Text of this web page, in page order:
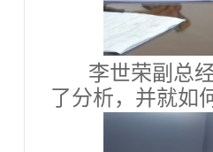
李世荣副总
了分析，并就如